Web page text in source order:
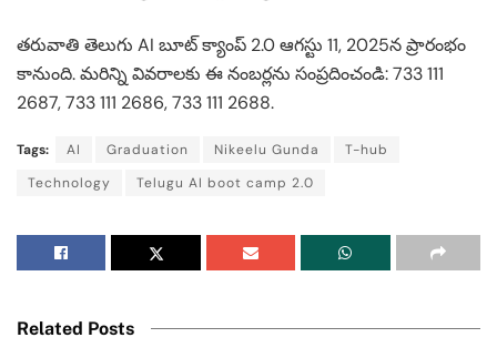
తరువాతి తెలుగు AI బూట్ క్యాంప్ 2.0 ఆగస్టు 11, 2025న ప్రారంభం
కానుంది. మరిన్ని వివరాలకు ఈ నంబర్లను సంప్రదించండి: 733 111
2687, 733 111 2686, 733 111 2688.
Tags: AI Graduation Nikeelu Gunda
T-hub
Technology
Telugu AI boot camp 2.0
Related Posts